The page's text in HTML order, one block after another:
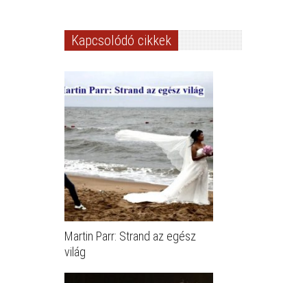
Kapcsolódó cikkek
Martin Parr: Strand az egész
világ